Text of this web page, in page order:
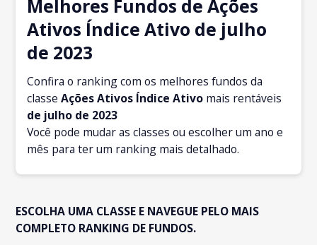
Melhores Fundos de Ações
Ativos Índice Ativo de julho
de 2023
Confira o ranking com os melhores fundos da
classeAções Ativos Índice Ativo mais rentáveis
de julho de 2023
Você pode mudar as classes ou escolher um ano e
mês para ter um ranking mais detalhado.
ESCOLHA UMA CLASSE E NAVEGUE PELO MAIS
COMPLETO RANKING DE FUNDOS.